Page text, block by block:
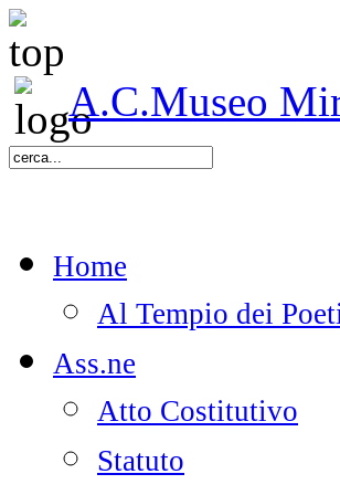
A.C.Museo
Home
Al Tempio dei
Ass.ne
Atto Costitutivo
Statuto